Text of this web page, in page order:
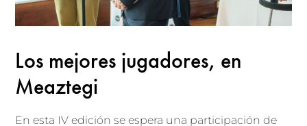
Los mejores jugadores, en
Meaztegi
En esta IV edición se espera una participación de